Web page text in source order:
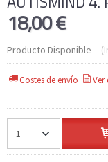
18,00 €
Producto Disponible -
Costes de envío Ver